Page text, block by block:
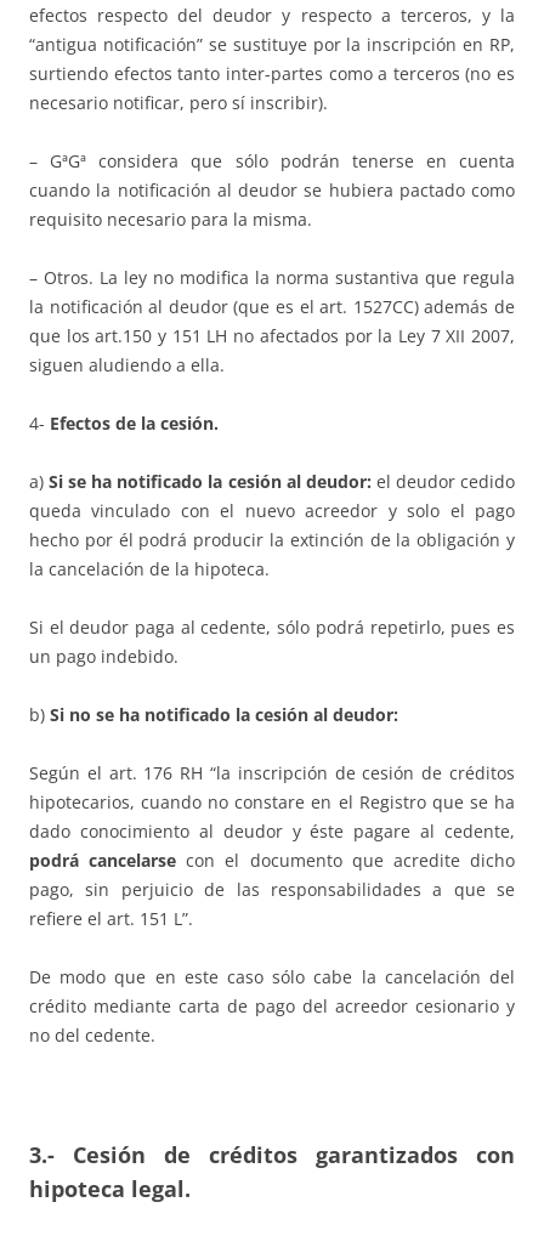
efectos respecto del deudor y respecto a terceros, y la
“antigua notificación” se sustituye por la inscripción en RP,
surtiendo efectos tanto inter-partes como a terceros (no es
necesario notificar, pero sí inscribir).
– GªGª considera que sólo podrán tenerse en cuenta
cuando la notificación al deudor se hubiera pactado como
requisito necesario para la misma.
– Otros. La ley no modifica la norma sustantiva que regula
la notificación al deudor (que es el art. 1527CC) además de
que los art.150 y 151 LH no afectados por la Ley 7 XII 2007,
siguen aludiendo a ella.
4- Efectos de la cesión.
a)Si se ha notificado la cesión al deudor: el deudor cedido
queda vinculado con el nuevo acreedor y solo el pago
hecho por él podrá producir la extinción de la obligación y
la cancelación de la hipoteca.
Si el deudor paga al cedente, sólo podrá repetirlo, pues es
un pago indebido.
b) Si no se ha notificado la cesión al deudor:
Según el art. 176 RH “la inscripción de cesión de créditos
hipotecarios, cuando no constare en el Registro que se ha
dado conocimiento al deudor y éste pagare al cedente,
podrá cancelarse con el documento que acredite dicho
pago, sin perjuicio de las responsabilidades a que se
refiere el art. 151 L”.
De modo que en este caso sólo cabe la cancelación del
crédito mediante carta de pago del acreedor cesionario y
no del cedente.
3.- Cesión de créditos garantizados con
hipoteca legal.